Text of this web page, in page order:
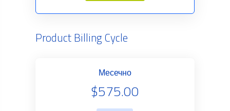
Product Billing Cycle
Месечно
$575.00